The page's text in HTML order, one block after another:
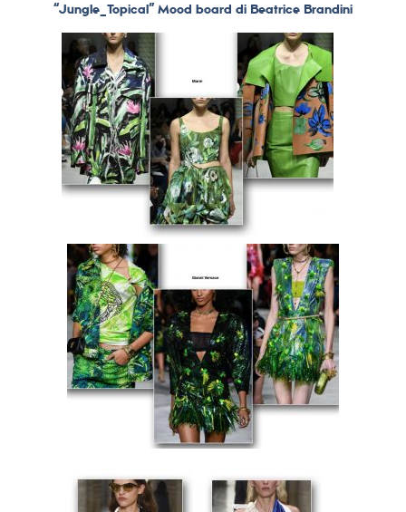
“Jungle_Topical” Mood board di Beatrice Brandini